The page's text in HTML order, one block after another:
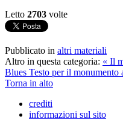
Letto 2703 volte
Pubblicato in altri materiali
Altro in questa categoria: « Il
Blues Testo per il
Torna in alto
crediti
informazioni sul sito